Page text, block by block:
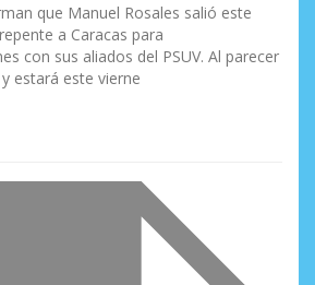
que Manuel Rosales salió este
a Caracas para
con sus aliados del PSUV. Al parecer
estará este vierne